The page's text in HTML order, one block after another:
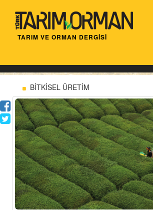
TARIM VE ORMAN DERGİSİ
BİTKİSEL ÜRETİM